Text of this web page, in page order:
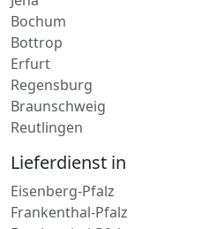
Paketdienst in
Jena
Bochum
Bottrop
Erfurt
Regensburg
Reutlingen
Lieferdienst in